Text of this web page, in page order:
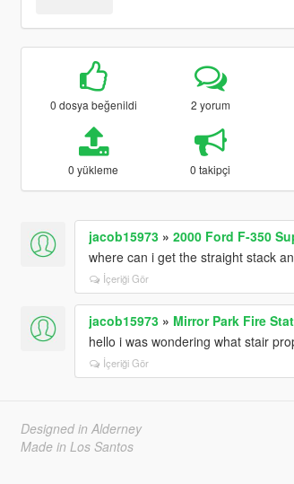
0 dosya beğenildi 2 yorum
0 yükleme 0 takipçi
jacob15973» 2000 Ford F-350
where can i get the straight stack
İçeriği Gör
jacob15973» Mirror Park Fire
hello i was wondering what stair
İçeriği Gör
Designed in Alderney
Made in Los Santos